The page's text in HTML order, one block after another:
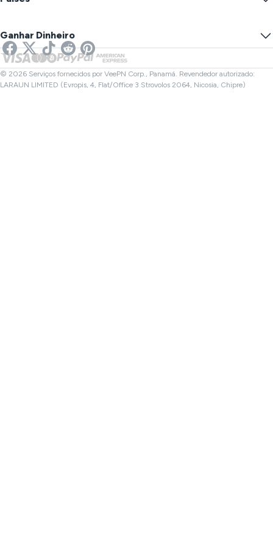
VPN para Streaming
VPN para Netflix
SMS Online
Verificador de Links
Verificador de Arquivos
VPN do Reino Unido
VPN do Canadá
VPN da Turquia
Ganhar Dinheiro
Afiliados
© 2026 Serviços fornecidos por VeePN Corp., Panamá. Revendedor autorizado:
LARAUN LIMITED (Evropis, 4, Flat/Office 3 Strovolos 2064, Nicosia, Chipre)